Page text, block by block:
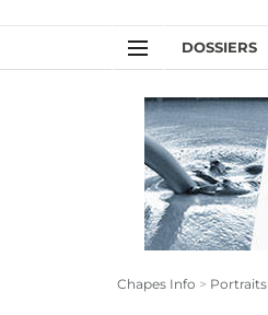
DOSSIERS
Chapes Info > Portraits